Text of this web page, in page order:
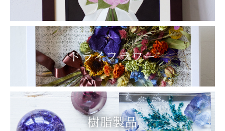
ドライフラワー
樹脂製品